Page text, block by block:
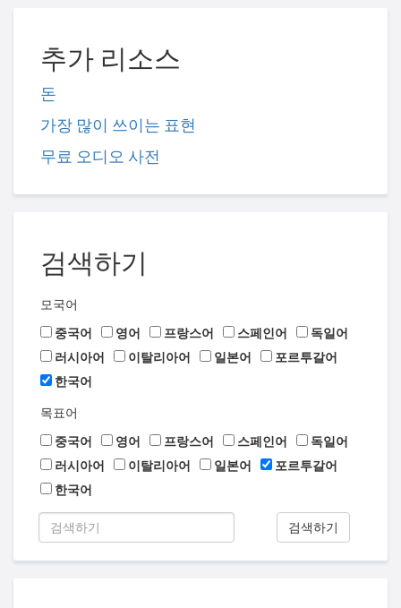
추가 리소스
돈
가장 많이 쓰이는 표현
무료 오디오 사전
검색하기
모국어
중국어
영어 프랑스어 스페인어
독일어
러시아어
이탈리아어 일본어
포르투갈어
한국어
목표어
중국어
영어 프랑스어 스페인어
독일어
러시아어
이탈리아어 일본어
포르투갈어
한국어
검색하기